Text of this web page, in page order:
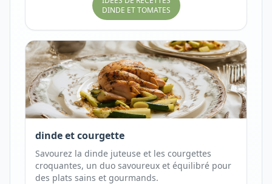
DINDE ET TOMATES
dinde et courgette
Savourez la dinde juteuse et les courgettes
croquantes, un duo savoureux et équilibré pour
des plats sains et gourmands.